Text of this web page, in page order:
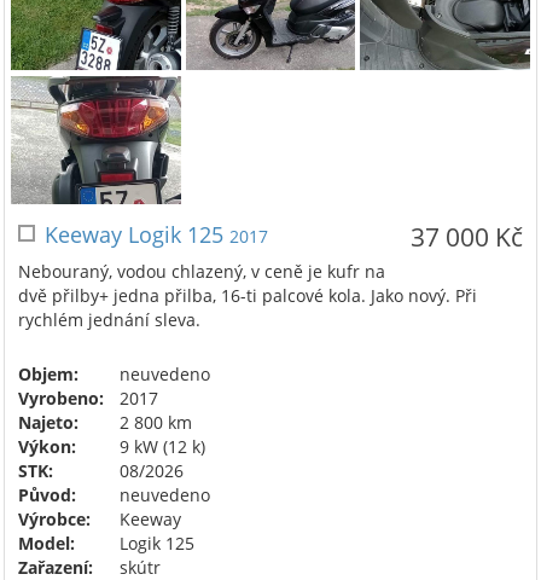
37 000 Kč
Keeway Logik 125 2017
Nebouraný, vodou chlazený, v ceně je kufr na
dvě přilby+ jedna přilba, 16-ti palcové kola. Jako nový. Při
rychlém jednání sleva.
Objem:
neuvedeno
Vyrobeno:
2017
Najeto:
2 800 km
Výkon:
9 kW (12 k)
STK:
08/2026
Původ:
neuvedeno
Výrobce:
Keeway
Model:
Logik 125
Zařazení:
skútr